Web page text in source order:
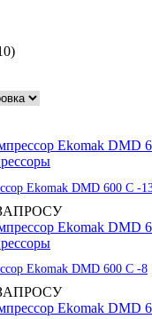
Ekomak DMD 600 C -
Ekomak DMD 600 C -8